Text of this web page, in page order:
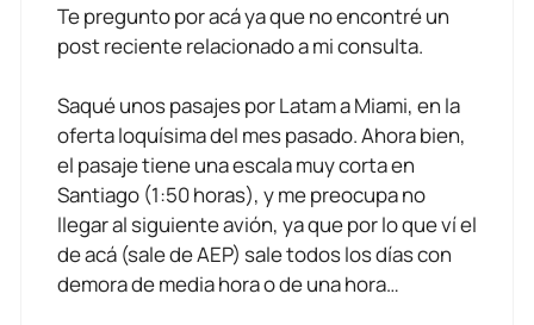
Te pregunto por acá ya que no encontré un
post reciente relacionado a mi consulta.
Saqué unos pasajes por Latam a Miami, en la
oferta loquísima del mes pasado. Ahora bien,
el pasaje tiene una escala muy corta en
Santiago (1:50 horas), y me preocupa no
llegar al siguiente avión, ya que por lo que ví el
de acá (sale de AEP) sale todos los días con
demora de media hora o de una hora…